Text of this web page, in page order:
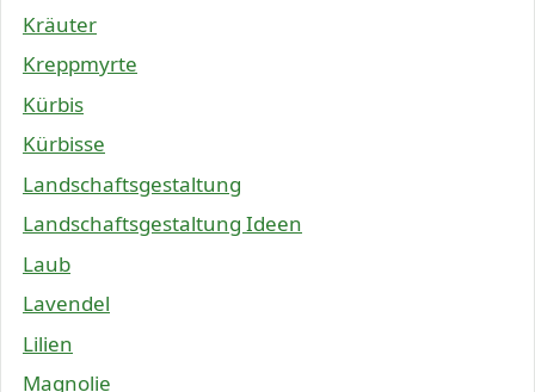
Kräuter
Kreppmyrte
Kürbis
Kürbisse
Landschaftsgestaltung
Landschaftsgestaltung Ideen
Laub
Lavendel
Lilien
Magnolie